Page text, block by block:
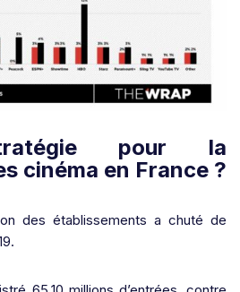
pour la
cinéma en France ?
des établissements a chuté de